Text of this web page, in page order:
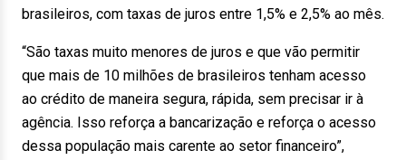
brasileiros, com taxas de juros entre 1,5% e 2,5% ao mês.
“São taxas muito menores de juros e que vão permitir
que mais de 10 milhões de brasileiros tenham acesso
ao crédito de maneira segura, rápida, sem precisar ir à
agência. Isso reforça a bancarização e reforça o acesso
dessa população mais carente ao setor financeiro”,